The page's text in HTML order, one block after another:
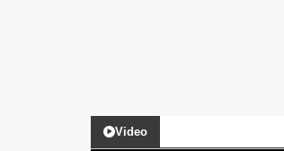
Video